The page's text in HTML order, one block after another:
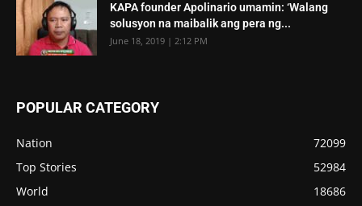
KAPA founder Apolinario umamin: ‘Walang
solusyon na maibalik ang pera ng...
June 18, 2019 | 2:12 PM
POPULAR CATEGORY
Nation
72099
Top Stories
52984
World
18686